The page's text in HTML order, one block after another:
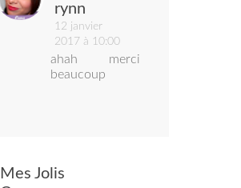
rynn
12 janvier
2017 à 10:00
ahah merci
beaucoup
Mes Jolis